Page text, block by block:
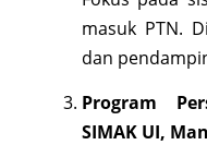
masuk PTN.
dan
Program
SIMAK UI,